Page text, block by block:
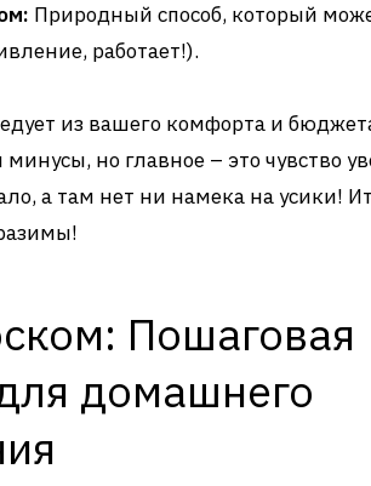
Природный способ, который
работает!).
из вашего комфорта и
но главное – это чувство
а там нет ни намека на усики!
Пошаговая
домашнего